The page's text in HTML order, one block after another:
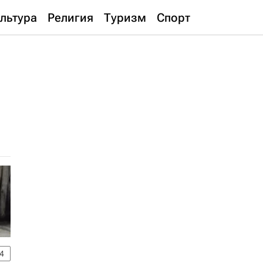
Религия Туризм Спорт
4